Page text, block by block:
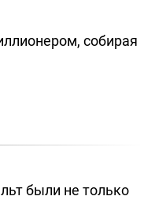
собирая
были не только